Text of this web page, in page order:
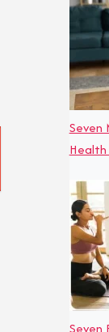
Seven